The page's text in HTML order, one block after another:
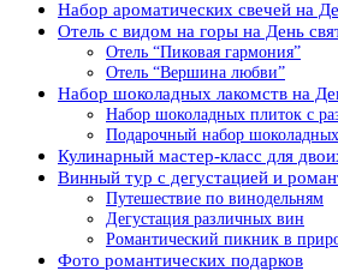
Набор ароматических свечей на
Отель с видом на горы на День
Отель “Пиковая гармония”
Отель “Вершина любви”
Набор шоколадных лакомств на
Набор шоколадных плиток с
Подарочный набор
Кулинарный мастер-класс для
Винный тур с дегустацией и
Путешествие по винодельням
Дегустация различных вин
Романтический пикник в
Фото романтических подарков